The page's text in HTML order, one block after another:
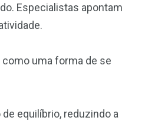
Especialistas apontam
como uma forma de se
equilíbrio, reduzindo a
21